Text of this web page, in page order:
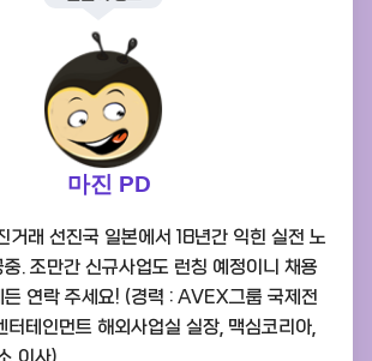
마진 PD
거래 선진국 일본에서 18년간 익힌 실전 노
. 조만간 신규사업도 런칭 예정이니 채용
연락 주세요! (경력 : AVEX그룹 국제전
터테인먼트 해외사업실 실장, 맥심코리아,